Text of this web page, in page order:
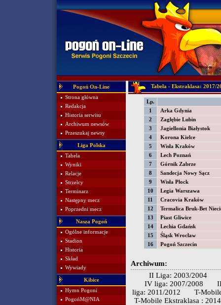
Pogoń On-Line
Strona główna
Redakcja
Historia serwisu
Archiwum newsów
Przeszukaj newsy
Liga Polska
Tabela
Wyniki
Relacje
Strzelcy
Terminarz
Następny mecz
Poprzedni mecz
Nasza Pogoń
Ogólne informacje
Stadion
Historia
Skład
Wywiady
Kibice
Hymn Pogoni
PogońM@NIA
Tabela - Ekstraklasa: 2017/
Lp.
1
Arka Gdynia
2
Zagłębie Lubin
3
Jagiellonia Białystok
4
Korona Kielce
5
Wisła Kraków
6
Lech Poznań
7
Górnik Zabrze
8
Sandecja Nowy Sącz
9
Wisła Płock
10
Legia Warszawa
11
Cracovia Kraków
12
Termalica Bruk-Bet
13
Piast Gliwice
14
Lechia Gdańsk
15
Śląsk Wrocław
16
Pogoń Szczecin
Archiwum:
II Liga: 2003/2004
IV liga: 2007/2008
liga: 2011/2012
T-
T-Mobile Ekstraklasa :